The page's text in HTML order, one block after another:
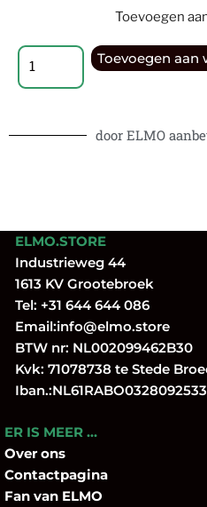
Toevoegen
Toevoegen aan
door ELMO
ELMO.STORE
Industrieweg 44
1613 KV Grootebroek
Tel: +31 644 644 086
Email:info@elmo.store
BTW nr: NL002099462B30
Kvk: 71078738 te Stede
Iban.:NL61RABO0328092533
ER IS MEER …
Over ons
Contactpagina
Fan van ELMO